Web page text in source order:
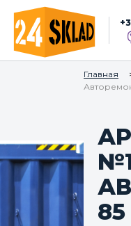
Главная